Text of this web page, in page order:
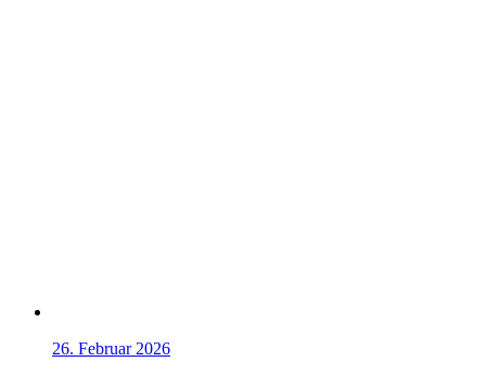
26. Februar 2026